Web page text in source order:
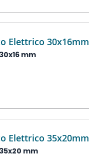
Elettrico 30x16mm
30x16 mm
Elettrico 35x20mm
35x20 mm